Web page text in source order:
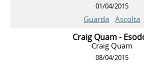
01/04/2015
Guarda Ascolta
Craig Quam -
Craig Quam
08/04/2015